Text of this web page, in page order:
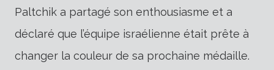
Paltchik a partagé son enthousiasme et a
déclaré que l’équipe israélienne était prête à
changer la couleur de sa prochaine médaille.